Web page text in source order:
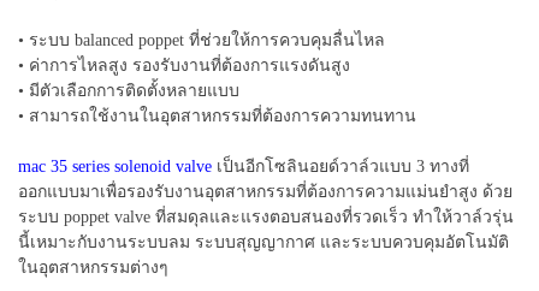
• ระบบ balanced poppet ที่ช่วยให้การควบคุมลื่นไหล
• ค่าการไหลสูง รองรับงานที่ต้องการแรงดันสูง
• มีตัวเลือกการติดตั้งหลายแบบ
• สามารถใช้งานในอุตสาหกรรมที่ต้องการความทนทาน
mac 35 series solenoid valve เป็นอีกโซลินอยด์วาล์วแบบ 3 ทางที่
ออกแบบมาเพื่อรองรับงานอุตสาหกรรมที่ต้องการความแม่นยำสูง ด้วย
ระบบ poppet valve ที่สมดุลและแรงตอบสนองที่รวดเร็ว ทำให้วาล์วรุ่น
นี้เหมาะกับงานระบบลม ระบบสุญญากาศ และระบบควบคุมอัตโนมัติ
ในอุตสาหกรรมต่างๆ